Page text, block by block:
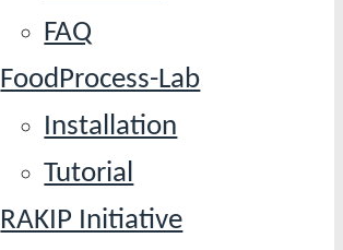
FAQ
FoodProcess-Lab
Installation
Tutorial
RAKIP Initiative